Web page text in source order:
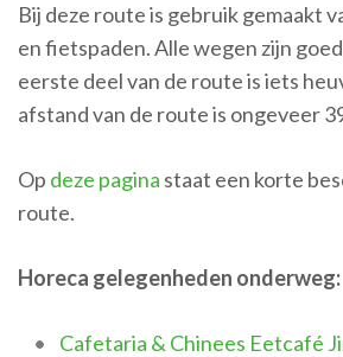
Bij deze route is gebruik gemaakt
en fietspaden. Alle wegen zijn
eerste deel van de route is iets
afstand van de route is ongeveer
Op deze pagina staat een korte
route.
Horeca gelegenheden onderweg:
Cafetaria & Chinees Eetcafé